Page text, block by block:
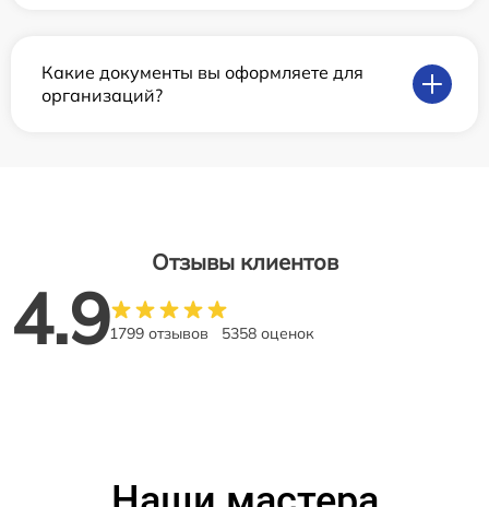
Какие документы вы оформляете для
организаций?
Отзывы клиентов
4.91799 отзывов 5358 оценок